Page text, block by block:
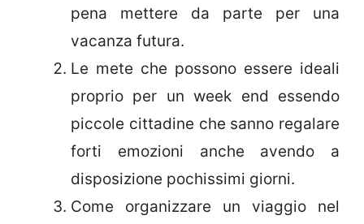
pena mettere da parte per una
vacanza futura.
Le mete che possono essere ideali
proprio per un week end essendo
piccole cittadine che sanno regalare
forti emozioni anche avendo a
disposizione pochissimi giorni.
Come organizzare un viaggio nel